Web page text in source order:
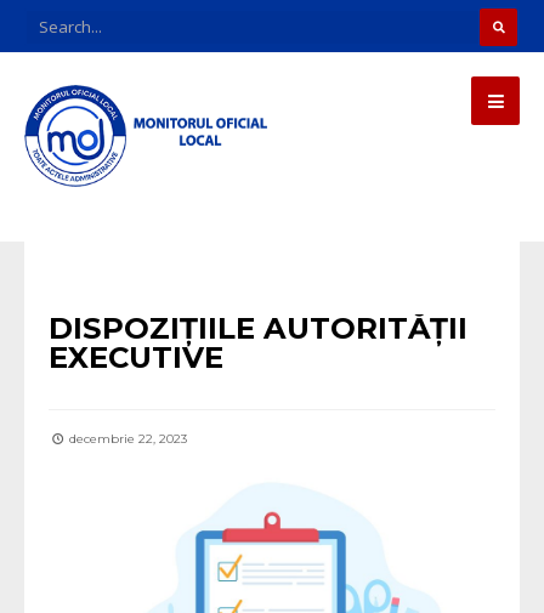
DISPOZIȚIILE AUTORITĂȚII
EXECUTIVE
decembrie 22, 2023